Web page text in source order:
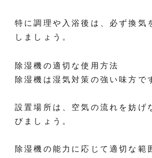
特に調理や入浴後は、必ず換気
しましょう。
除湿機の適切な使用方法
除湿機は湿気対策の強い味方で
設置場所は、空気の流れを妨げ
びましょう。
除湿機の能力に応じて適切な範